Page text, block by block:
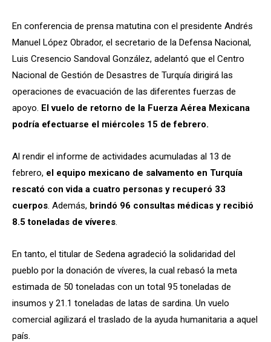
En conferencia de prensa matutina con el presidente Andrés
Manuel López Obrador, el secretario de la Defensa Nacional,
Luis Cresencio Sandoval González, adelantó que el Centro
Nacional de Gestión de Desastres de Turquía dirigirá las
operaciones de evacuación de las diferentes fuerzas de
apoyo. El vuelo de retorno de la Fuerza Aérea Mexicana
podría efectuarse el miércoles 15 de febrero.
Al rendir el informe de actividades acumuladas al 13 de
febrero, el equipo mexicano de salvamento en Turquía
rescató con vida a cuatro personas y recuperó 33
cuerpos. Además, brindó 96 consultas médicas y recibió
8.5 toneladas de víveres.
En tanto, el titular de Sedena agradeció la solidaridad del
pueblo por la donación de víveres, la cual rebasó la meta
estimada de 50 toneladas con un total 95 toneladas de
insumos y 21.1 toneladas de latas de sardina. Un vuelo
comercial agilizará el traslado de la ayuda humanitaria a aquel
país.